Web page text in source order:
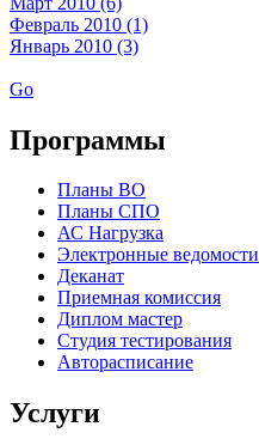
Февраль 2010 (1)
Январь 2010 (3)
Go
Программы
Планы ВО
Планы СПО
АС Нагрузка
Электронные ведомости
Деканат
Приемная комиссия
Диплом мастер
Студия тестирования
Авторасписание
Услуги